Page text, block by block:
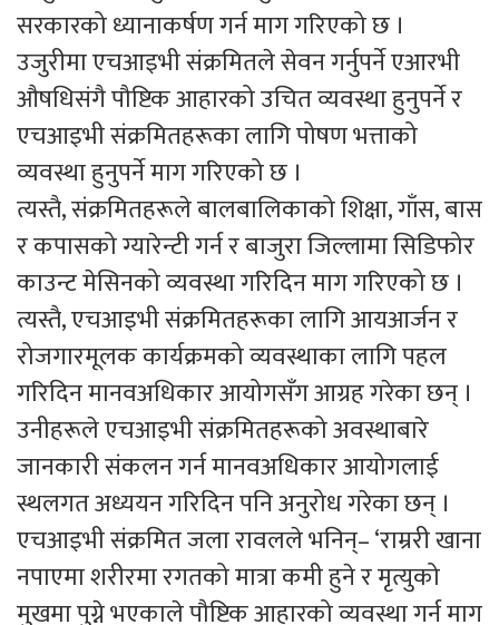
सरकारको ध्यानाकर्षण गर्न माग गरिएको छ ।
उजुरीमा एचआइभी संक्रमितले सेवन गर्नुपर्ने एआरभी
औषधिसंगै पौष्टिक आहारको उचित व्यवस्था हुनुपर्ने र
एचआइभी संक्रमितहरूका लागि पोषण भत्ताको
व्यवस्था हुनुपर्ने माग गरिएको छ ।
त्यस्तै, संक्रमितहरूले बालबालिकाको शिक्षा, गाँस, बास
र कपासको ग्यारेन्टी गर्न र बाजुरा जिल्लामा सिडिफोर
काउन्ट मेसिनको व्यवस्था गरिदिन माग गरिएको छ ।
त्यस्तै, एचआइभी संक्रमितहरूका लागि आयआर्जन र
रोजगारमूलक कार्यक्रमको व्यवस्थाका लागि पहल
गरिदिन मानवअधिकार आयोगसँग आग्रह गरेका छन् ।
उनीहरूले एचआइभी संक्रमितहरूको अवस्थाबारे
जानकारी संकलन गर्न मानवअधिकार आयोगलाई
स्थलगत अध्ययन गरिदिन पनि अनुरोध गरेका छन् ।
एचआइभी संक्रमित जला रावलले भनिन्– ‘राम्ररी खाना
नपाएमा शरीरमा रगतको मात्रा कमी हुने र मृत्युको
मुखमा पुग्ने भएकाले पौष्टिक आहारको व्यवस्था गर्न माग